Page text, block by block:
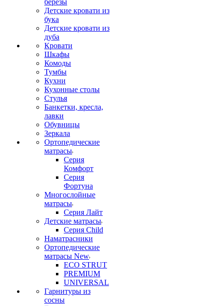
березы
Детские кровати из
бука
Детские кровати из
дуба
Кровати
Шкафы
Комоды
Тумбы
Кухни
Кухонные столы
Стулья
Банкетки, кресла,
лавки
Обувницы
Зеркала
Ортопедические
матрасы
Серия
Комфорт
Серия
Фортуна
Многослойные
матрасы
Серия Лайт
Детские матрасы
Серия Child
Наматрасники
Ортопедические
матрасы New
ECO STRUT
PREMIUM
UNIVERSAL
Гарнитуры из
сосны